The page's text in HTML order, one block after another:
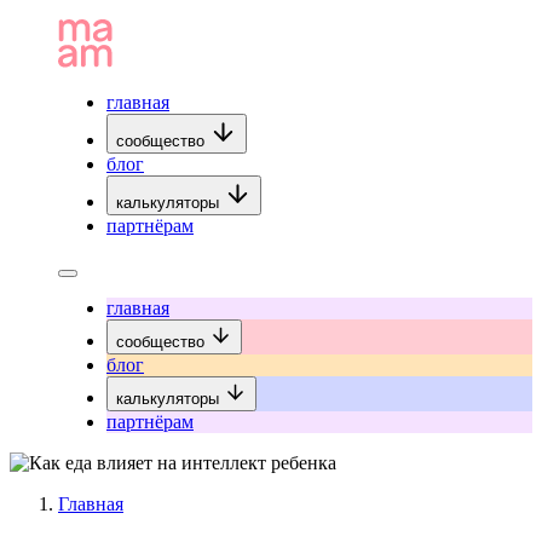
главная
сообщество
блог
калькуляторы
партнёрам
главная
сообщество
блог
калькуляторы
партнёрам
Главная